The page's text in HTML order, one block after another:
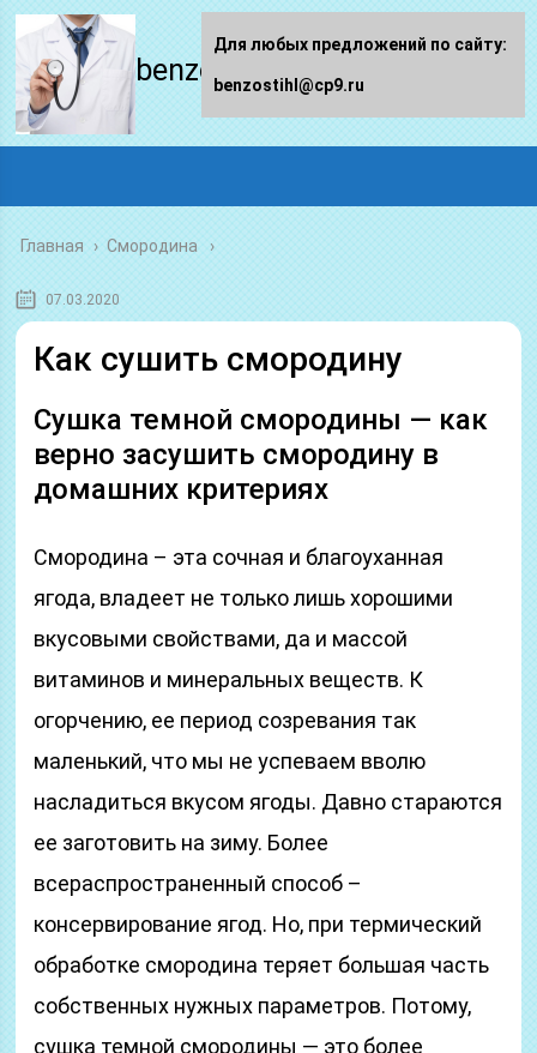
benzostihl.ru
Главная › Смородина
07.03.2020
Как сушить смородину
Сушка темной смородины — как
верно засушить смородину в
домашних критериях
Смородина – эта сочная и благоуханная
ягода, владеет не только лишь хорошими
вкусовыми свойствами, да и массой
витаминов и минеральных веществ. К
огорчению, ее период созревания так
маленький, что мы не успеваем вволю
насладиться вкусом ягоды. Давно стараются
ее заготовить на зиму. Более
всераспространенный способ –
консервирование ягод. Но, при термический
обработке смородина теряет большая часть
собственных нужных параметров. Потому,
сушка темной смородины — это более
Для любых предложений по сайту:
benzostihl@cp9.ru